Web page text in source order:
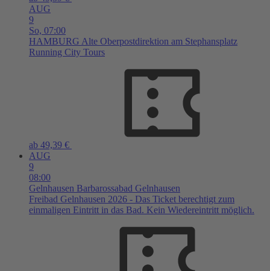
AUG
9
So, 07:00
HAMBURG Alte Oberpostdirektion am Stephansplatz
Running City Tours
ab 49,39 €
AUG
9
08:00
Gelnhausen Barbarossabad Gelnhausen
Freibad Gelnhausen 2026 - Das Ticket berechtigt zum
einmaligen Eintritt in das Bad. Kein Wiedereintritt möglich.